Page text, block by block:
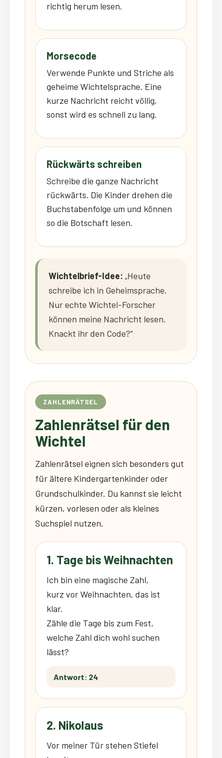
richtig herum lesen.
Morsecode
Verwende Punkte und Striche als
geheime Wichtelsprache. Eine
kurze Nachricht reicht völlig,
sonst wird es schnell zu lang.
Rückwärts schreiben
Schreibe die ganze Nachricht
rückwärts. Die Kinder drehen die
Buchstabenfolge um und können
so die Botschaft lesen.
Wichtelbrief-Idee: „Heute
schreibe ich in Geheimsprache.
Nur echte Wichtel-Forscher
können meine Nachricht lesen.
Knackt ihr den Code?“
ZAHLENRÄTSEL
Zahlenrätsel für den
Wichtel
Zahlenrätsel eignen sich besonders gut
für ältere Kindergartenkinder oder
Grundschulkinder. Du kannst sie leicht
kürzen, vorlesen oder als kleines
Suchspiel nutzen.
1. Tage bis Weihnachten
Ich bin eine magische Zahl,
kurz vor Weihnachten, das ist
klar.
Zähle die Tage bis zum Fest,
welche Zahl dich wohl suchen
lässt?
Antwort: 24
2. Nikolaus
Vor meiner Tür stehen Stiefel